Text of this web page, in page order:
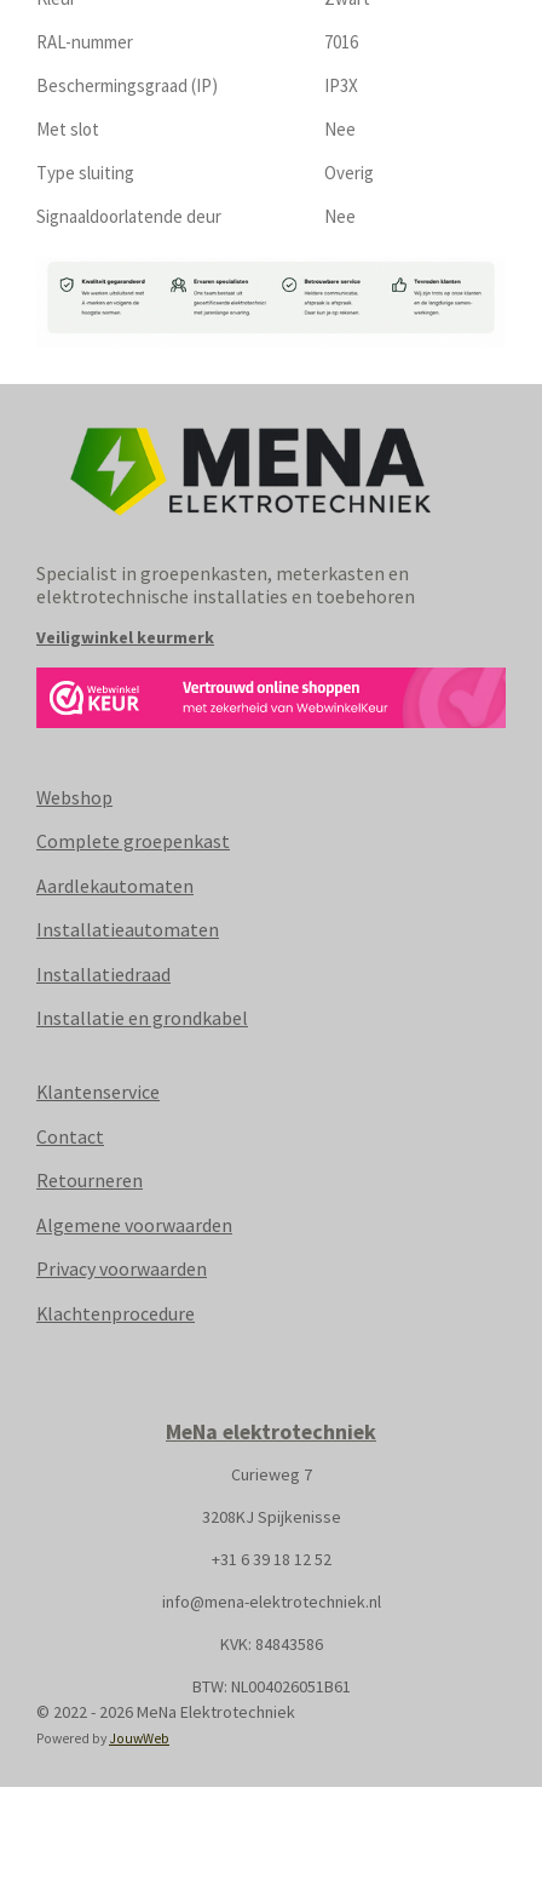
RAL-nummer
7016
Beschermingsgraad (IP)
IP3X
Met slot
Nee
Type sluiting
Overig
Signaaldoorlatende deur
Nee
Specialist in groepenkasten, meterkasten en
elektrotechnische installaties en toebehoren
Veiligwinkel keurmerk
Webshop
Complete groepenkast
Aardlekautomaten
Installatieautomaten
Installatiedraad
Installatie en grondkabel
Klantenservice
Contact
Retourneren
Algemene voorwaarden
Privacy voorwaarden
Klachtenprocedure
MeNa elektrotechniek
Curieweg 7
3208KJ Spijkenisse
+31 6 39 18 12 52
info@mena-elektrotechniek.nl
KVK: 84843586
BTW: NL004026051B61
© 2022 - 2026 MeNa Elektrotechniek
Powered by JouwWeb